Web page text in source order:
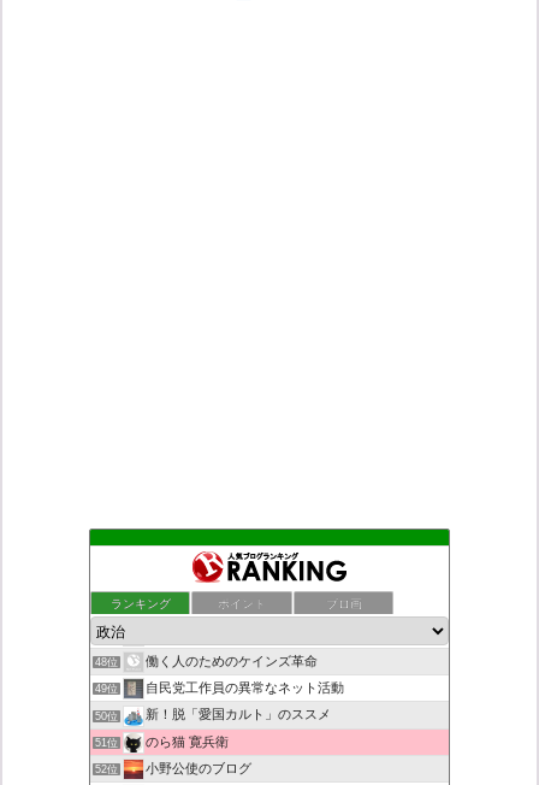
ランキング ポイント ブロ画
ついっちゃが速報
こんなニュースにでくわした
46位 ネトウヨにゅーす。
47位
48位 働く人のためのケインズ革命
49位 自民党工作員の異常なネット活動
50位 新！脱「愛国カルト」のススメ
51位 のら猫 寛兵衛
52位 小野公使のブログ